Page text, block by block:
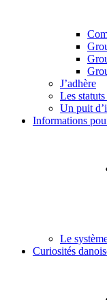
J’adhère
Les
Un puit
Informations
Le
Curiosités